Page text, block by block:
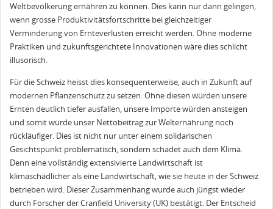
Weltbevölkerung ernähren zu können. Dies kann nur dann gelingen,
wenn grosse Produktivitätsfortschritte bei gleichzeitiger
Verminderung von Ernteverlusten erreicht werden. Ohne moderne
Praktiken und zukunftsgerichtete Innovationen wäre dies schlicht
illusorisch.
Für die Schweiz heisst dies konsequenterweise, auch in Zukunft auf
modernen Pflanzenschutz zu setzen. Ohne diesen würden unsere
Ernten deutlich tiefer ausfallen, unsere Importe würden ansteigen
und somit würde unser Nettobeitrag zur Welternährung noch
rückläufiger. Dies ist nicht nur unter einem solidarischen
Gesichtspunkt problematisch, sondern schadet auch dem Klima.
Denn eine vollständig extensivierte Landwirtschaft ist
klimaschädlicher als eine Landwirtschaft, wie sie heute in der Schweiz
betrieben wird. Dieser Zusammenhang wurde auch jüngst wieder
durch Forscher der Cranfield University (UK) bestätigt. Der Entscheid